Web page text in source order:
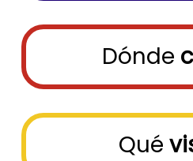
Dónde
Qué